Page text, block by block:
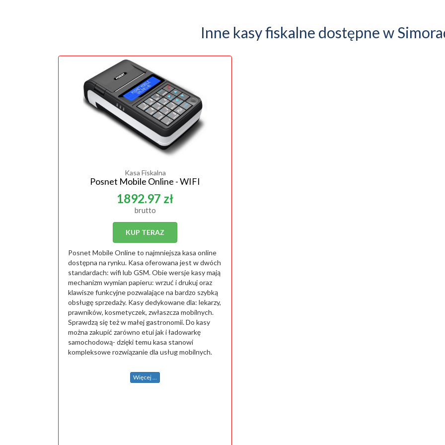
Inne kasy fiskalne dostępne w
Kasa Fiskalna
Posnet Mobile Online - WIFI
1892.97 zł
brutto
KUP TERAZ
Posnet Mobile Online to najmniejsza kasa online
dostępna na rynku. Kasa oferowana jest w dwóch
standardach: wifi lub GSM. Obie wersje kasy mają
mechanizm wymian papieru: wrzuć i drukuj oraz
klawisze funkcyjne pozwalające na bardzo szybką
obsługę sprzedaży. Kasy dedykowane dla: lekarzy,
prawników, kosmetyczek, zwłaszcza mobilnych.
Sprawdzą się też w małej gastronomii. Do kasy
można zakupić zarówno etui jak i ładowarkę
samochodową- dzięki temu kasa stanowi
kompleksowe rozwiązanie dla usług mobilnych.
Więcej ...